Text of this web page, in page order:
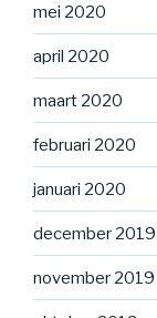
mei 2020
april 2020
maart 2020
februari 2020
januari 2020
december 2019
november 2019